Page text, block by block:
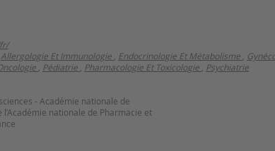
Allergologie Et Immunologie Endocrinologie Et Métabolisme
Pédiatrie Pharmacologie Et Toxicologie Psychiatrie
- Académie nationale de
nationale de Pharmacie et